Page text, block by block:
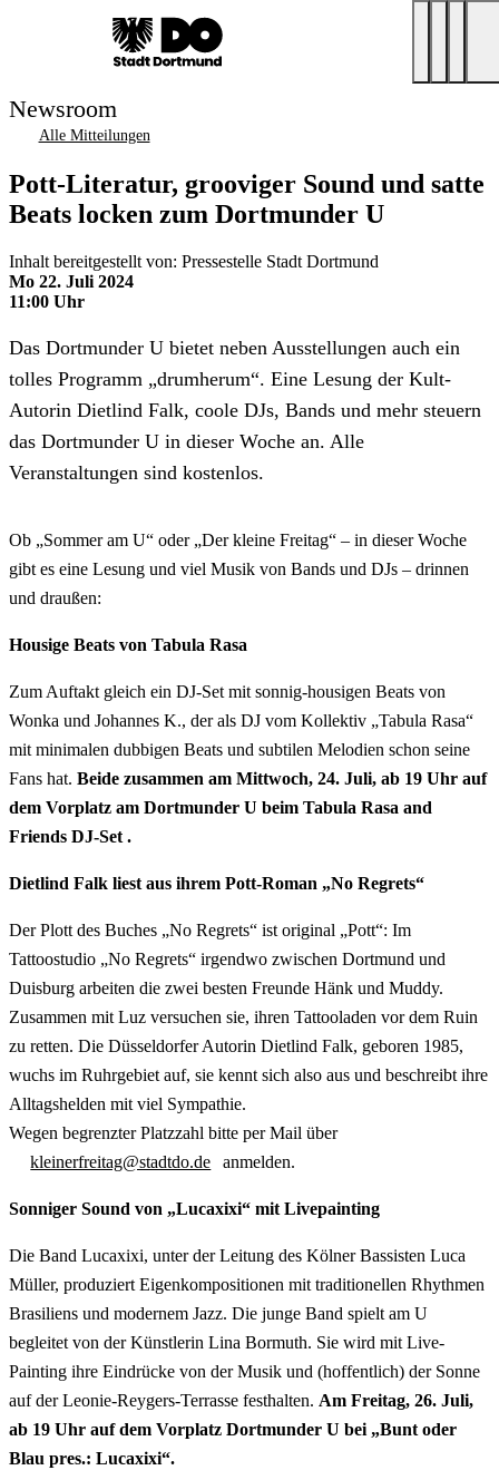
Newsroom
Alle Mitteilungen
Pott-Literatur, grooviger Sound und satte
Beats locken zum Dortmunder U
Inhalt bereitgestellt von: Pressestelle Stadt Dortmund
Mo 22. Juli 2024
11:00 Uhr
Das Dortmunder U bietet neben Ausstellungen auch ein
tolles Programm „drumherum“. Eine Lesung der Kult-
Autorin Dietlind Falk, coole DJs, Bands und mehr steuern
das Dortmunder U in dieser Woche an. Alle
Veranstaltungen sind kostenlos.
Ob „Sommer am U“ oder „Der kleine Freitag“ – in dieser Woche
gibt es eine Lesung und viel Musik von Bands und DJs – drinnen
und draußen:
Housige Beats von Tabula Rasa
Zum Auftakt gleich ein DJ-Set mit sonnig-housigen Beats von
Wonka und Johannes K., der als DJ vom Kollektiv „Tabula Rasa“
mit minimalen dubbigen Beats und subtilen Melodien schon seine
Fans hat. Beide zusammen am Mittwoch, 24. Juli, ab 19 Uhr auf
dem Vorplatz am Dortmunder U beim Tabula Rasa and
Friends DJ-Set .
Dietlind Falk liest aus ihrem Pott-Roman „No Regrets“
Der Plott des Buches „No Regrets“ ist original „Pott“: Im
Tattoostudio „No Regrets“ irgendwo zwischen Dortmund und
Duisburg arbeiten die zwei besten Freunde Hänk und Muddy.
Zusammen mit Luz versuchen sie, ihren Tattooladen vor dem Ruin
zu retten. Die Düsseldorfer Autorin Dietlind Falk, geboren 1985,
wuchs im Ruhrgebiet auf, sie kennt sich also aus und beschreibt ihre
Alltagshelden mit viel Sympathie.
Wegen begrenzter Platzzahl bitte per Mail über
kleinerfreitag@stadtdo.de
anmelden.
Sonniger Sound von „Lucaxixi“ mit Livepainting
Die Band Lucaxixi, unter der Leitung des Kölner Bassisten Luca
Müller, produziert Eigenkompositionen mit traditionellen Rhythmen
Brasiliens und modernem Jazz. Die junge Band spielt am U
begleitet von der Künstlerin Lina Bormuth. Sie wird mit Live-
Painting ihre Eindrücke von der Musik und (hoffentlich) der Sonne
auf der Leonie-Reygers-Terrasse festhalten. Am Freitag, 26. Juli,
ab 19 Uhr auf dem Vorplatz Dortmunder U bei „Bunt oder
Blau pres.: Lucaxixi“.